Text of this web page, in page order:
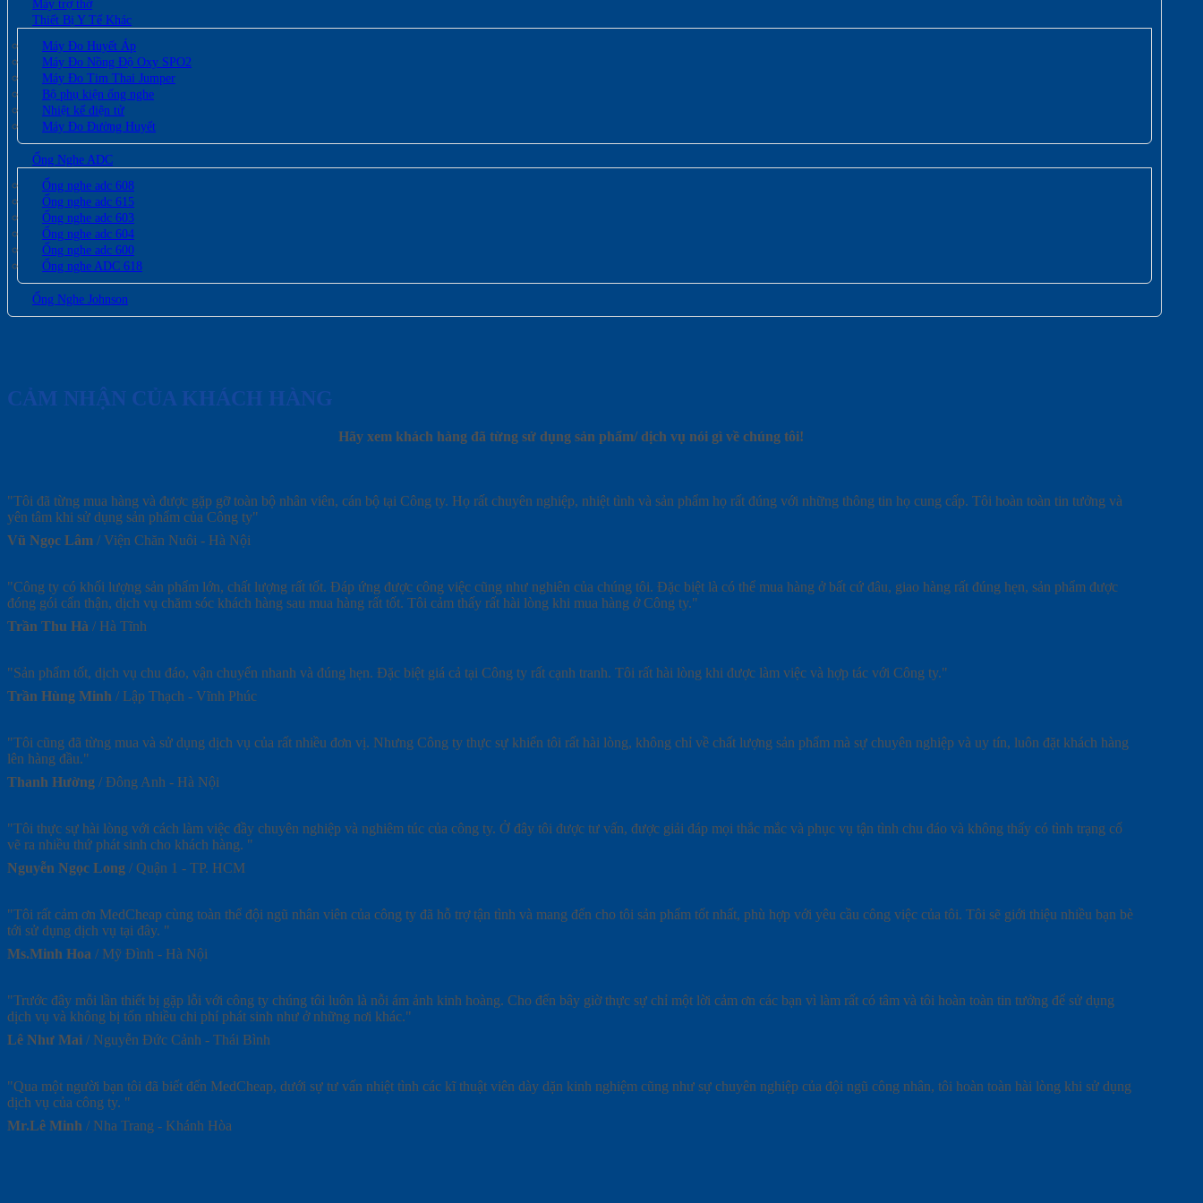
Máy trợ thở
Thiết Bị Y Tế Khác
Máy Đo Huyết Áp
Máy Đo Nồng Độ Oxy SPO2
Máy Đo Tim Thai Jumper
Bộ phụ kiện ống nghe
Nhiệt kế điện tử
Máy Đo Đường Huyết
Ống Nghe ADC
Ống nghe adc 608
Ống nghe adc 615
Ống nghe adc 603
Ống nghe adc 604
Ống nghe adc 600
Ống nghe ADC 618
Ống Nghe Johnson
CẢM NHẬN CỦA KHÁCH HÀNG
Hãy xem khách hàng đã từng sử dụng sản phẩm/ dịch vụ nói gì về chúng tôi!
"Tôi đã từng mua hàng và được gặp gỡ toàn bộ nhân viên, cán bộ tại Công ty. Họ rất chuyên nghiệp, nhiệt tình và sản phẩm họ rất đúng với những thông tin họ cung cấp. Tôi hoàn toàn tin tưởng và
yên tâm khi sử dụng sản phẩm của Công ty"
Vũ Ngọc Lâm / Viện Chăn Nuôi - Hà Nội
"Công ty có khối lượng sản phẩm lớn, chất lượng rất tốt. Đáp ứng được công việc cũng như nghiên của chúng tôi. Đặc biệt là có thể mua hàng ở bất cứ đâu, giao hàng rất đúng hẹn, sản phẩm được
đóng gói cẩn thận, dịch vụ chăm sóc khách hàng sau mua hàng rất tốt. Tôi cảm thấy rất hài lòng khi mua hàng ở Công ty."
Trần Thu Hà / Hà Tĩnh
"Sản phẩm tốt, dịch vụ chu đáo, vận chuyển nhanh và đúng hẹn. Đặc biệt giá cả tại Công ty rất cạnh tranh. Tôi rất hài lòng khi được làm việc và hợp tác với Công ty."
Trần Hùng Minh / Lập Thạch - Vĩnh Phúc
"Tôi cũng đã từng mua và sử dụng dịch vụ của rất nhiều đơn vị. Nhưng Công ty thực sự khiến tôi rất hài lòng, không chỉ về chất lượng sản phẩm mà sự chuyên nghiệp và uy tín, luôn đặt khách hàng
lên hàng đầu."
Thanh Hường / Đông Anh - Hà Nội
"Tôi thực sự hài lòng với cách làm việc đầy chuyên nghiệp và nghiêm túc của công ty. Ở đây tôi được tư vấn, được giải đáp mọi thắc mắc và phục vụ tận tình chu đáo và không thấy có tình trạng cố
vẽ ra nhiều thứ phát sinh cho khách hàng. "
Nguyễn Ngọc Long / Quận 1 - TP. HCM
"Tôi rất cảm ơn MedCheap cùng toàn thể đội ngũ nhân viên của công ty đã hỗ trợ tận tình và mang đến cho tôi sản phẩm tốt nhất, phù hợp với yêu cầu công việc của tôi. Tôi sẽ giới thiệu nhiều bạn bè
tới sử dụng dịch vụ tại đây. "
Ms.Minh Hoa / Mỹ Đình - Hà Nội
"Trước đây mỗi lần thiết bị gặp lỗi với công ty chúng tôi luôn là nỗi ám ảnh kinh hoàng. Cho đến bây giờ thực sự chỉ một lời cảm ơn các bạn vì làm rất có tâm và tôi hoàn toàn tin tưởng để sử dụng
dịch vụ và không bị tốn nhiều chi phí phát sinh như ở những nơi khác."
Lê Như Mai / Nguyễn Đức Cảnh - Thái Bình
"Qua một người bạn tôi đã biết đến MedCheap, dưới sự tư vấn nhiệt tình các kĩ thuật viên dày dặn kinh nghiệm cũng như sự chuyên nghiệp của đội ngũ công nhân, tôi hoàn toàn hài lòng khi sử dụng
dịch vụ của công ty. "
Mr.Lê Minh / Nha Trang - Khánh Hòa